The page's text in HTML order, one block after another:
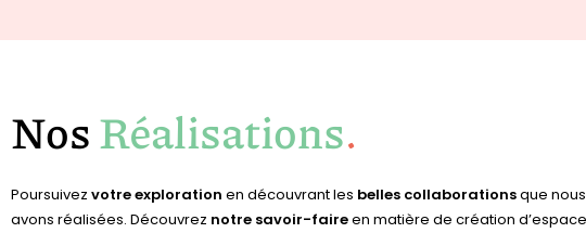
NosRéalisations.
Poursuivez votre exploration en découvrant les belles collaborationsque nous
avons réalisées. Découvrez notre savoir-faireen matière de création